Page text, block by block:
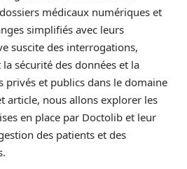
médicaux numériques et
simplifiés avec leurs
suscite des interrogations,
sécurité des données et la
privés et publics dans le domaine
article, nous allons explorer les
en place par Doctolib et leur
des patients et des